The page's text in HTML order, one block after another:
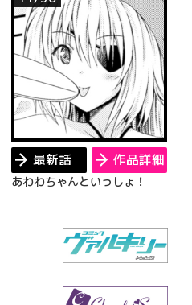
最新話 作品詳細
あわわちゃんといっしょ！